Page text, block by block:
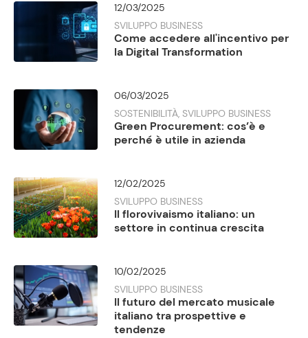
12/03/2025
SVILUPPO BUSINESS
Come accedere all'incentivo per
la Digital Transformation
06/03/2025
SOSTENIBILITÀ, SVILUPPO BUSINESS
Green Procurement: cos’è e
perché è utile in azienda
12/02/2025
SVILUPPO BUSINESS
Il florovivaismo italiano: un
settore in continua crescita
10/02/2025
SVILUPPO BUSINESS
Il futuro del mercato musicale
italiano tra prospettive e
tendenze